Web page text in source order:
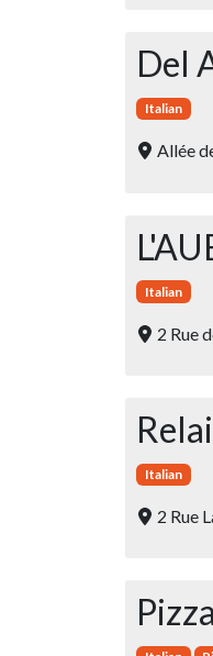
Del
Italian
Allée
Italian
2 Rue
Italian
2 Rue